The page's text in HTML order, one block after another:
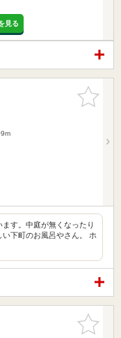
見る
お気に入
りに追加
す。中庭が無くなったり
下町のお風呂やさん。 ホ
お気に入
りに追加